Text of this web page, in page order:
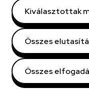
Dolgozói
telefonkönyvében
DE
Kiválasztottak
Összes
Összes